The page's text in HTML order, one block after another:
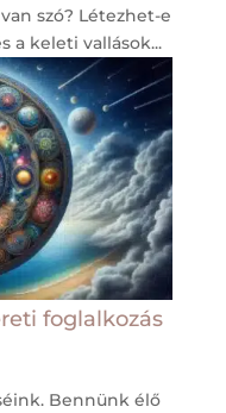
szó? Létezhet-e
a keleti vallások...
foglalkozás
Bennünk élő